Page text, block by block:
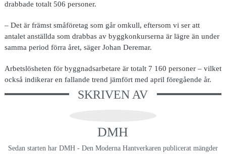
drabbade totalt 506 personer.
– Det är främst småföretag som går omkull, eftersom vi ser att
antalet anställda som drabbas av byggkonkurserna är lägre än under
samma period förra året, säger Johan Deremar.
Arbetslösheten för byggnadsarbetare är totalt 7 160 personer – vilket
också indikerar en fallande trend jämfört med april föregående år.
SKRIVEN AV
DMH
Sedan starten har DMH - Den Moderna Hantverkaren publicerat mängder